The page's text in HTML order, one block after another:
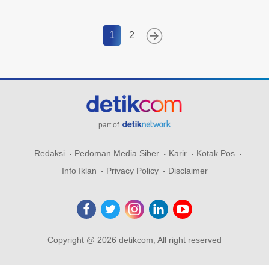
1 2
part of
Redaksi Pedoman Media Siber Karir
Kotak Pos
Info Iklan
Privacy Policy Disclaimer
Copyright @ 2026 detikcom, All right reserved